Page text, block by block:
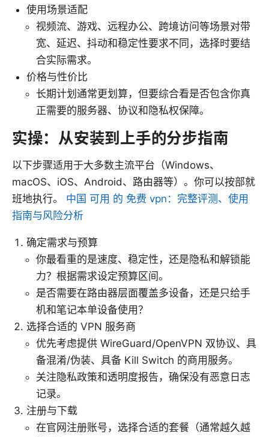
使用场景适配
视频流、游戏、远程办公、跨境访问等场景对带
宽、延迟、抖动和稳定性要求不同，选择时要结
合实际需求。
价格与性价比
长期计划通常更划算，但要综合看是否包含你真
正需要的服务器、协议和隐私权保障。
实操：从安装到上手的分步指南
以下步骤适用于大多数主流平台（Windows、
macOS、iOS、Android、路由器等）。你可以按部就
班地执行。 中国 可用 的 免费 vpn：完整评测、使用
指南与风险分析
确定需求与预算
你最看重的是速度、稳定性，还是隐私和解锁能
力？根据需求设定预算区间。
是否需要在路由器层面覆盖多设备，还是只给手
机和笔记本单设备使用？
选择合适的 VPN 服务商
优先考虑提供 WireGuard/OpenVPN 双协议、具
备混淆/伪装、具备 Kill Switch 的商用服务。
关注隐私政策和透明度报告，确保没有恶意日志
记录。
注册与下载
在官网注册账号，选择合适的套餐（通常越久越